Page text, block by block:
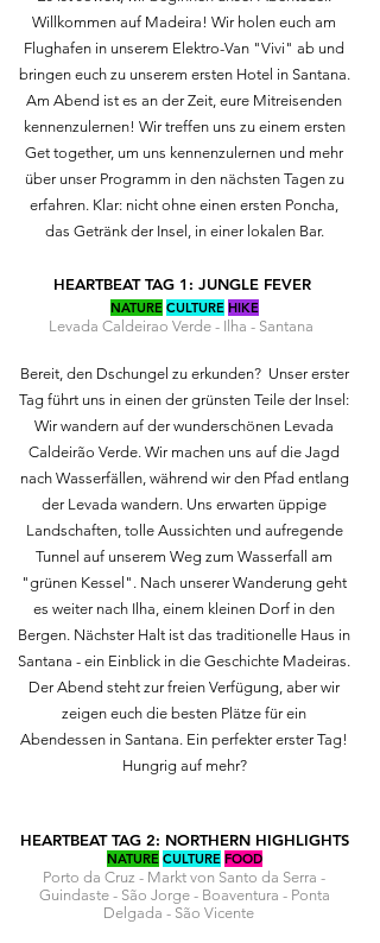
Willkommen auf Madeira! Wir holen euch am
Flughafen in unserem Elektro-Van "Vivi" ab und
bringen euch zu unserem ersten Hotel in Santana.
Am Abend ist es an der Zeit, eure Mitreisenden
kennenzulernen! Wir treffen uns zu einem ersten
Get together, um uns kennenzulernen und mehr
über unser Programm in den nächsten Tagen zu
erfahren. Klar: nicht ohne einen ersten Poncha,
das Getränk der Insel, in einer lokalen Bar.
HEARTBEAT TAG 1: JUNGLE FEVER
NATURE CULTURE HIKE
Levada Caldeirao Verde - Ilha - Santana
Bereit, den Dschungel zu erkunden? Unser erster
Tag führt uns in einen der grünsten Teile der Insel:
Wir wandern auf der wunderschönen Levada
Caldeirão Verde. Wir machen uns auf die Jagd
nach Wasserfällen, während wir den Pfad entlang
der Levada wandern. Uns erwarten üppige
Landschaften, tolle Aussichten und aufregende
Tunnel auf unserem Weg zum Wasserfall am
"grünen Kessel". Nach unserer Wanderung geht
es weiter nach Ilha, einem kleinen Dorf in den
Bergen. Nächster Halt ist das traditionelle Haus in
Santana - ein Einblick in die Geschichte Madeiras.
Der Abend steht zur freien Verfügung, aber wir
zeigen euch die besten Plätze für ein
Abendessen in Santana. Ein perfekter erster Tag!
Hungrig auf mehr?
HEARTBEAT TAG 2: NORTHERN HIGHLIGHTS
NATURE CULTURE FOOD
Porto da Cruz - Markt von Santo da Serra -
Guindaste - São Jorge - Boaventura - Ponta
Delgada - São Vicente